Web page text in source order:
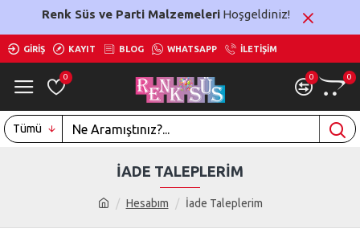
Renk Süs ve Parti MalzemeleriHoşgeldiniz!
GIRIŞ KAYIT BLOG WHATSAPP İLETIŞIM
0 0 0
Tümü
Hesabım İade Taleplerim
İADE TALEPLERIM